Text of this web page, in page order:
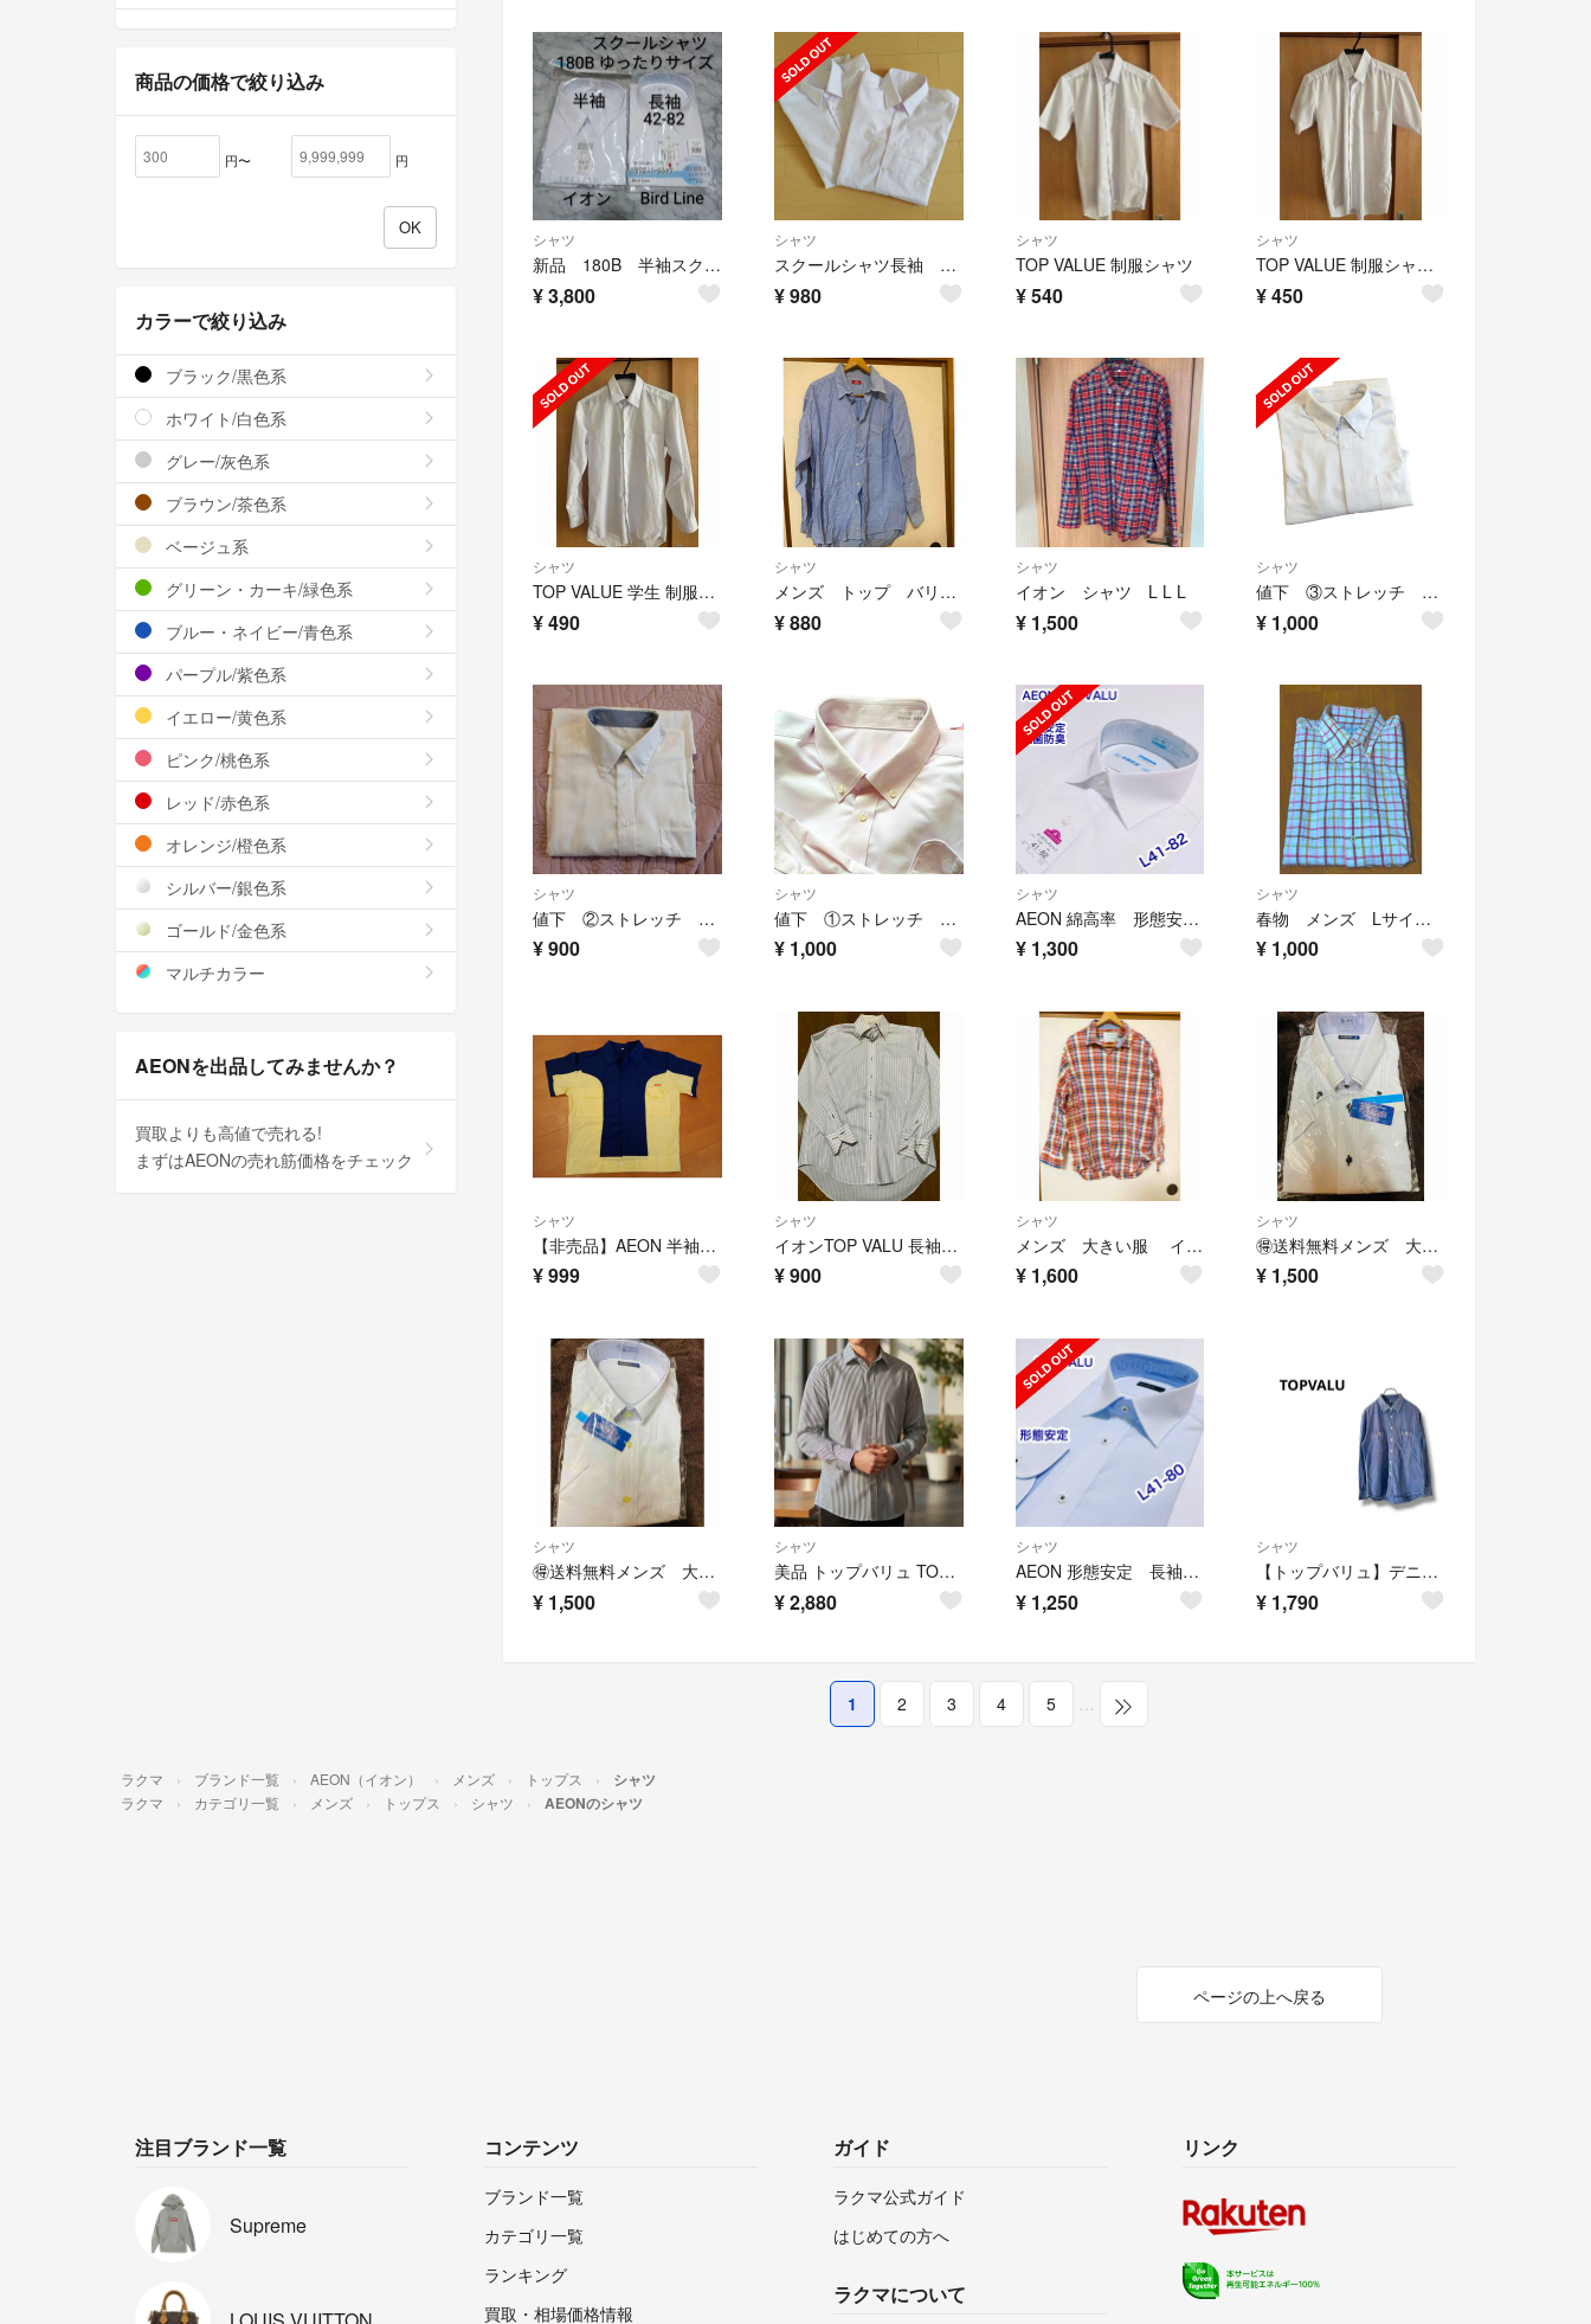
シャツ
新品 180B 半袖スクールシャツ イオン 長袖シャツ 大きいサイズ 白 男子
¥3,800
シャツ
スクールシャツ長袖 175 2枚
¥980
シャツ
TOP VALUE 制服シャツ
¥540
シャツ
TOP VALUE 制服シャツ 半袖
¥450
シャツ
TOP VALUE 学生 制服シャツ 長袖
¥490
シャツ
メンズ トップ バリュー TOP VALUE 長袖 シャツ ブラウス 3L
¥880
シャツ
イオン シャツ L L L
¥ 1,500
シャツ
値下 ③ストレッチ ワイシャツ ブルー
¥ 1,000
シャツ
値下 ②ストレッチ ワイシャツ 白
¥900
シャツ
値下 ①ストレッチ ワイシャツ ピンク
¥ 1,000
シャツ
AEON 綿高率 形態安定 長袖ワイシャツ 白 L41-82 抗菌防臭
¥ 1,300
シャツ
春物 メンズ Lサイズ 綿シャツ
¥ 1,000
シャツ
【非売品】AEON 半袖作業着(海外品)
¥999
シャツ
イオンTOP VALU 長袖シャツ ピンク ストライプ
¥900
シャツ
メンズ 大きい服 イオン Greatess 長袖 ブラウス シャツ 4L
¥ 1,600
シャツ
🉐送料無料メンズ 大きい服 トップバリュー 半袖 シャツ ブラウス 3L 新品
¥ 1,500
シャツ
🉐送料無料メンズ 大きい服 トップバリュー 半袖 シャツ ブラウス 3L 新品
¥ 1,500
シャツ
美品 トップバリュ TOPVALU シャツ S 白×ネイビー ストライプ 長袖
¥2,880
シャツ
AEON 形態安定 長袖ワイシャツ L41-80
¥ 1,250
シャツ
【トップバリュ】デニムシャツ 長袖 綿 カジュアル L
¥ 1,790
1 2 3 4 5 …
商品の価格で絞り込み
円〜 円
カラーで絞り込み
ブラック/黒色系
ホワイト/白色系
グレー/灰色系
ブラウン/茶色系
ベージュ系
グリーン・カーキ/緑色系
ブルー・ネイビー/青色系
パープル/紫色系
イエロー/黄色系
ピンク/桃色系
レッド/赤色系
オレンジ/橙色系
シルバー/銀色系
ゴールド/金色系
マルチカラー
AEONを出品してみませんか？
買取よりも高値で売れる!
まずはAEONの売れ筋価格をチェック
ラクマ ブランド一覧 AEON（イオン） メンズ トップス シャツ
ラクマ カテゴリ一覧 メンズ トップス シャツ AEONのシャツ
ページの上へ戻る
注目ブランド一覧
Supreme
コンテンツ
ブランド一覧
カテゴリ一覧
ランキング
買取・相場価格情報
ガイド
ラクマ公式ガイド
はじめての方へ
ラクマについて
リンク